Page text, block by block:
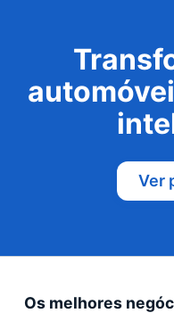
Ver
Os melhores